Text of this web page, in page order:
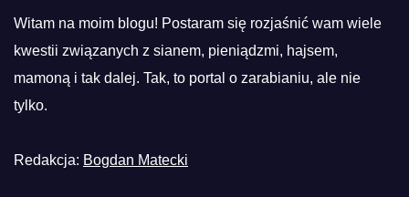
Witam na moim blogu! Postaram się rozjaśnić wam wiele
kwestii związanych z sianem, pieniądzmi, hajsem,
mamoną i tak dalej. Tak, to portal o zarabianiu, ale nie
tylko.
Redakcja: Bogdan Matecki